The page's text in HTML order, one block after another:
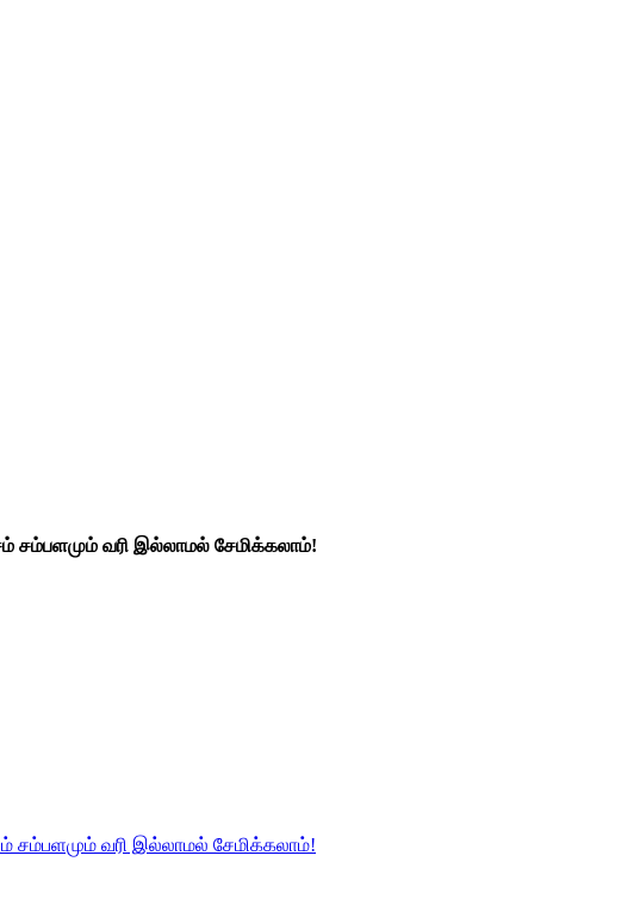
சம்பளமும் வரி இல்லாமல் சேமிக்கலாம்!
சம்பளமும் வரி இல்லாமல் சேமிக்கலாம்!